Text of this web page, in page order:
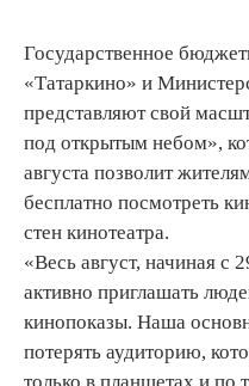
Государственное
«Татаркино» и
представляют свой
под открытым небом»,
августа позволит
бесплатно посмотреть
стен кинотеатра.
«Весь август, начиная
активно приглашать
кинопоказы. Наша
потерять аудиторию,